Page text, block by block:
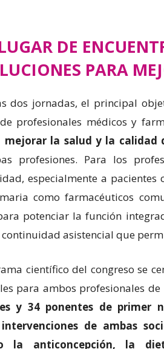
DE
PARA
dos jornadas, el principal
profesionales médicos y
mejorar la salud y la calidad
profesiones. Para los
especialmente a
como farmacéuticos
potenciar la función
asistencial que
científico del congreso se
para ambos profesionales
y 34 ponentes de primer
de ambas
la anticoncepción, la